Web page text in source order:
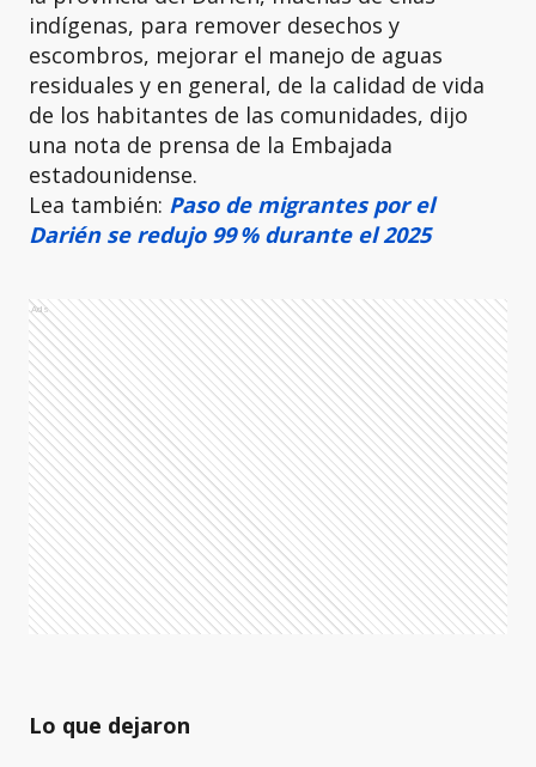
indígenas, para remover desechos y
escombros, mejorar el manejo de aguas
residuales y en general, de la calidad de vida
de los habitantes de las comunidades, dijo
una nota de prensa de la Embajada
estadounidense.
Lea también: Paso de migrantes por el
Darién se redujo 99 % durante el 2025
Ads
Lo que dejaron